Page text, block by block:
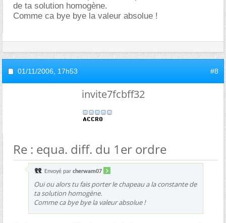
de ta solution homogène.
Comme ca bye bye la valeur absolue !
01/11/2006, 17h53 #8
invite7fcbff32
Re : equa. diff. du 1er ordre
Envoyé par cherwam07
Oui ou alors tu fais porter le chapeau a la constante de
ta solution homogène.
Comme ca bye bye la valeur absolue !